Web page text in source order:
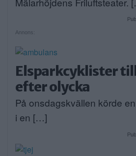
Annons:
Elsparkcyklister
efter olycka
På onsdagskvällen körde
i en […]